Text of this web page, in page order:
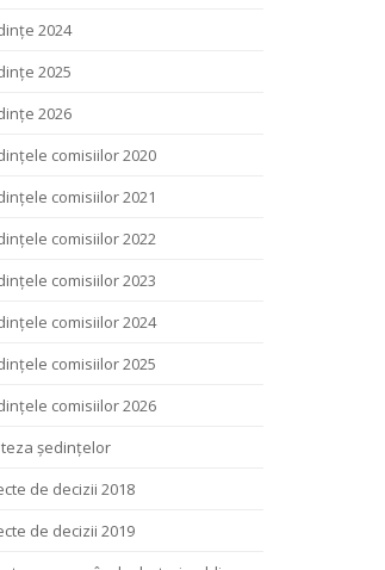
2024
2025
2026
comisiilor 2020
comisiilor 2021
comisiilor 2022
comisiilor 2023
comisiilor 2024
comisiilor 2025
comisiilor 2026
ședințelor
de decizii 2018
de decizii 2019